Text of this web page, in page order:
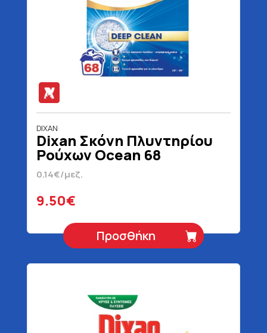
DIXAN
Dixan Σκόνη Πλυντηρίου
Ρούχων Ocean 68
Μεζούρες 3400 gr
0.14€/μεζ.
9.50€
Προσθήκη